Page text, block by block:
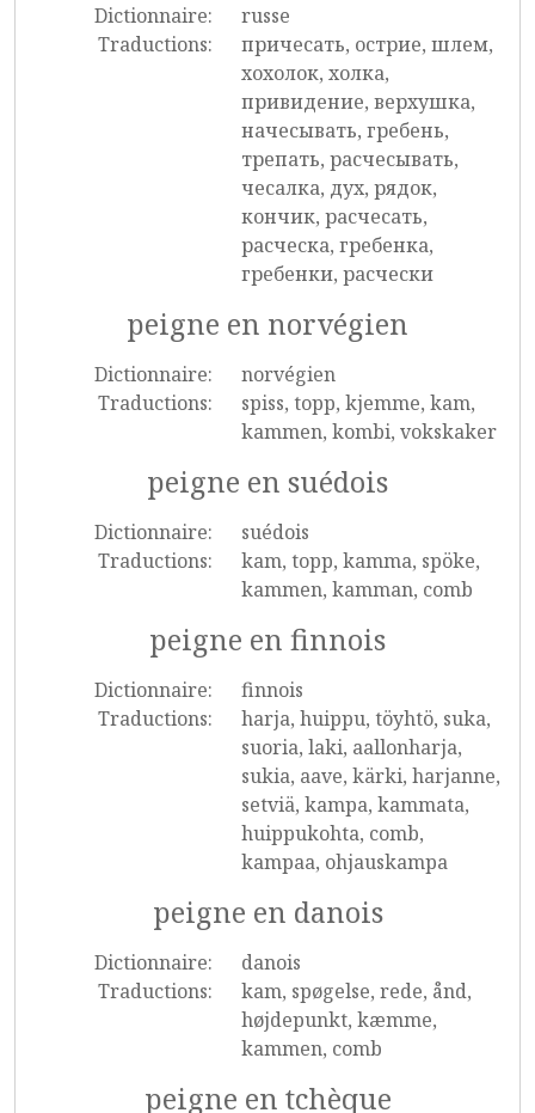
Dictionnaire:
russe
Traductions:
причесать, острие, шлем,
хохолок, холка,
привидение, верхушка,
начесывать, гребень,
трепать, расчесывать,
чесалка, дух, рядок,
кончик, расчесать,
расческа, гребенка,
гребенки, расчески
peigne en norvégien
Dictionnaire:
norvégien
Traductions:
spiss, topp, kjemme, kam,
kammen, kombi, vokskaker
peigne en suédois
Dictionnaire:
suédois
Traductions:
kam, topp, kamma, spöke,
kammen, kamman, comb
peigne en finnois
Dictionnaire:
finnois
Traductions:
harja, huippu, töyhtö, suka,
suoria, laki, aallonharja,
sukia, aave, kärki, harjanne,
setviä, kampa, kammata,
huippukohta, comb,
kampaa, ohjauskampa
peigne en danois
Dictionnaire:
danois
Traductions:
kam, spøgelse, rede, ånd,
højdepunkt, kæmme,
kammen, comb
peigne en tchèque